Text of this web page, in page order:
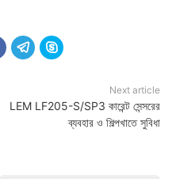
 
Next article
LEM LF205-S/SP3 কারেন্ট সেন্সরের
ব্যবহার ও শিল্পখাতে সুবিধা